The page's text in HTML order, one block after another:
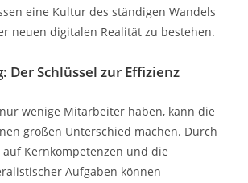
eine Kultur des ständigen Wandels
neuen digitalen Realität zu bestehen.
Der Schlüssel zur Effizienz
wenige Mitarbeiter haben, kann die
großen Unterschied machen. Durch
Kernkompetenzen und die
Aufgaben können